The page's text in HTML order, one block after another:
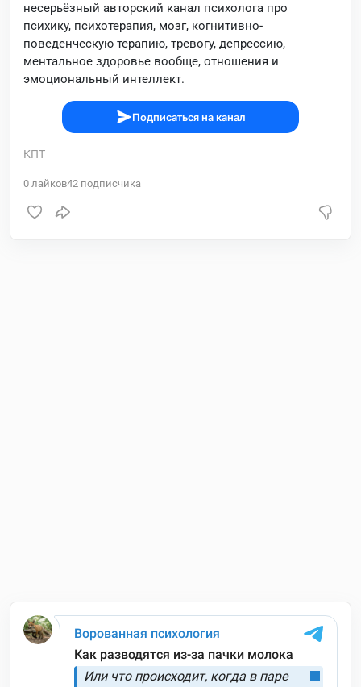
несерьёзный авторский канал психолога про
психику, психотерапия, мозг, когнитивно-
поведенческую терапию, тревогу, депрессию,
ментальное здоровье вообще, отношения и
эмоциональный интеллект.
Подписаться на канал
КПТ
0 лайков42 подписчика